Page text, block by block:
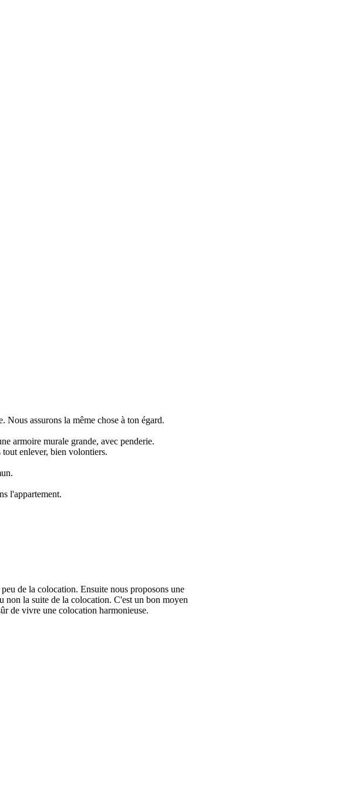
Nous assurons la même chose à ton égard.
armoire murale grande, avec penderie.
enlever, bien volontiers.
l'appartement.
de la colocation. Ensuite nous proposons une
non la suite de la colocation. C'est un bon moyen
de vivre une colocation harmonieuse.